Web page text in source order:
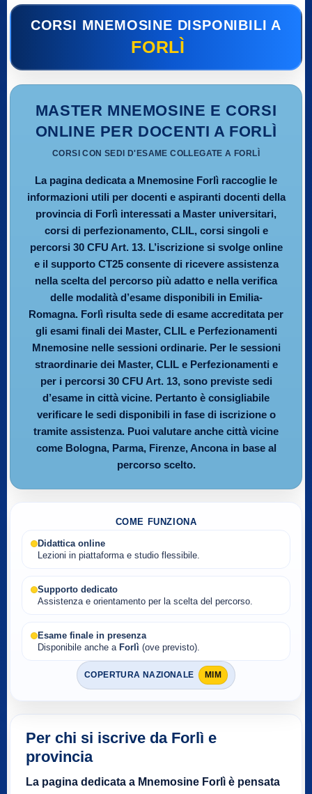
CORSI MNEMOSINE DISPONIBILI A
FORLÌ
MASTER MNEMOSINE E CORSI
ONLINE PER DOCENTI A FORLÌ
CORSI CON SEDI D'ESAME COLLEGATE A FORLÌ
La pagina dedicata a Mnemosine Forlì raccoglie le
informazioni utili per docenti e aspiranti docenti della
provincia di Forlì interessati a Master universitari,
corsi di perfezionamento, CLIL, corsi singoli e
percorsi 30 CFU Art. 13. L’iscrizione si svolge online
e il supporto CT25 consente di ricevere assistenza
nella scelta del percorso più adatto e nella verifica
delle modalità d’esame disponibili in Emilia-
Romagna. Forlì risulta sede di esame accreditata per
gli esami finali dei Master, CLIL e Perfezionamenti
Mnemosine nelle sessioni ordinarie. Per le sessioni
straordinarie dei Master, CLIL e Perfezionamenti e
per i percorsi 30 CFU Art. 13, sono previste sedi
d’esame in città vicine. Pertanto è consigliabile
verificare le sedi disponibili in fase di iscrizione o
tramite assistenza. Puoi valutare anche città vicine
come Bologna, Parma, Firenze, Ancona in base al
percorso scelto.
COME FUNZIONA
Didattica online
Lezioni in piattaforma e studio flessibile.
Supporto dedicato
Assistenza e orientamento per la scelta del percorso.
Esame finale in presenza
Disponibile anche a Forlì (ove previsto).
COPERTURA NAZIONALE MIM
Per chi si iscrive da Forlì e
provincia
La pagina dedicata a Mnemosine Forlì è pensata